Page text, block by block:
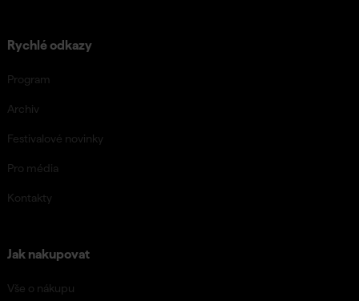
Rychlé odkazy
Program
Archiv
Festivalové novinky
Pro média
Kontakty
Jak nakupovat
Vše o nákupu